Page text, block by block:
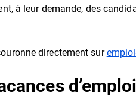
à leur demande, des
directement sur
d’emploi